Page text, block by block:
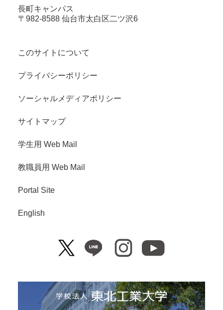
長町キャンパス
〒982-8588 仙台市太白区二ツ沢6
このサイトについて
プライバシーポリシー
ソーシャルメディアポリシー
サイトマップ
学生用 Web Mail
教職員用 Web Mail
Portal Site
English